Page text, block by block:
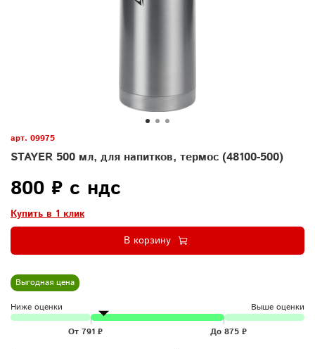
арт. 09975
STAYER 500 мл, для напитков, термос (48100-500)
800 ₽ с ндс
Купить в 1 клик
В корзину
Выгодная цена
Ниже оценки Выше оценки